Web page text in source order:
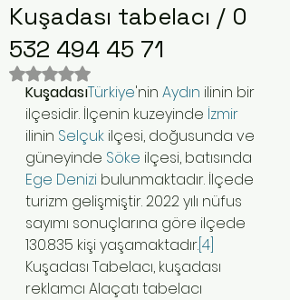
Kuşadası tabelacı / 0
532 494 45 71
5 üzerinden NaN yıldız
KuşadasıTürkiye'nin Aydın ilinin bir
ilçesidir. İlçenin kuzeyinde İzmir
ilinin Selçuk ilçesi, doğusunda ve
güneyinde Söke ilçesi, batısında
Ege Denizi bulunmaktadır. İlçede
turizm gelişmiştir. 2022 yılı nüfus
sayımı sonuçlarına göre ilçede
130.835 kişi yaşamaktadır.[4]
Kuşadası Tabelacı, kuşadası
reklamcı Alaçatı tabelacı